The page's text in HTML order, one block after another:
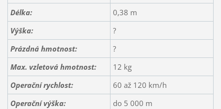
Délka:
0,38 m
Výška:
?
Prázdná hmotnost:
?
Max. vzletová hmotnost:
12 kg
Operační rychlost:
60 až 120 km/h
Operační výška:
do 5 000 m